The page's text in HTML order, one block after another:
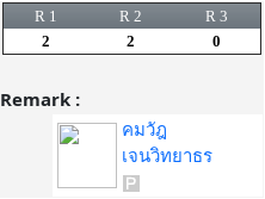
R 1 R 2
R 3
2
2 0
Remark :
คมวัฎ
เจนวิทยาธร